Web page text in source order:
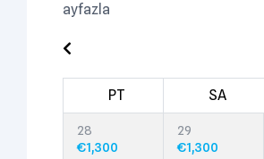
ayfazla
PT SA
28
€1,300
29
€1,300